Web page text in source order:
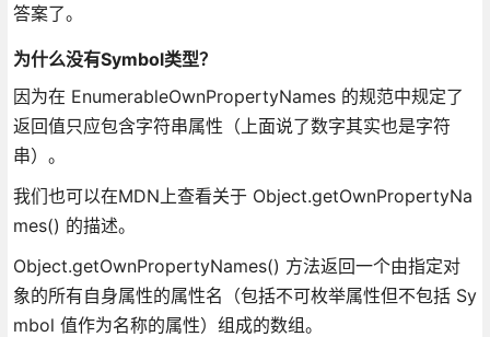
答案了。
为什么没有Symbol类型？
因为在 EnumerableOwnPropertyNames 的规范中规定了
返回值只应包含字符串属性（上面说了数字其实也是字符
串）。
我们也可以在MDN上查看关于 Object.getOwnPropertyNa
mes() 的描述。
Object.getOwnPropertyNames() 方法返回一个由指定对
象的所有自身属性的属性名（包括不可枚举属性但不包括 Sy
mbol 值作为名称的属性）组成的数组。